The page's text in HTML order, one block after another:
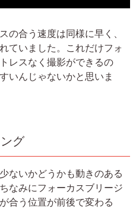
合う速度は同様に早く、
ていました。これだけフォ
レスなく撮影ができるの
いんじゃないかと思いま
グ
ないかどうかも動きのある
なみにフォーカスブリージ
合う位置が前後で変わる